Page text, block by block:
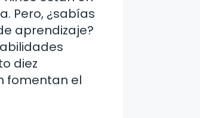
Pero, ¿sabías
aprendizaje?
diez
fomentan el